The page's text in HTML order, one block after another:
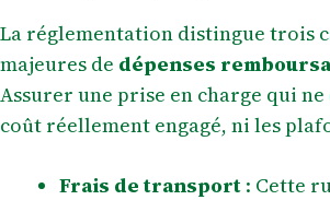
La réglementation distingue trois
majeures de dépenses
Assurer une prise en charge qui ne
coût réellement engagé, ni les
Frais de transport : Cette